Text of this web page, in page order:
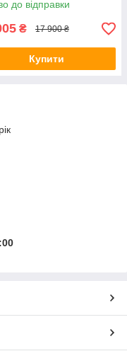
до відправки
₴ 17 900 ₴
Купити